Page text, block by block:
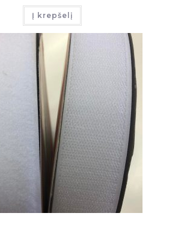
Į krepšelį